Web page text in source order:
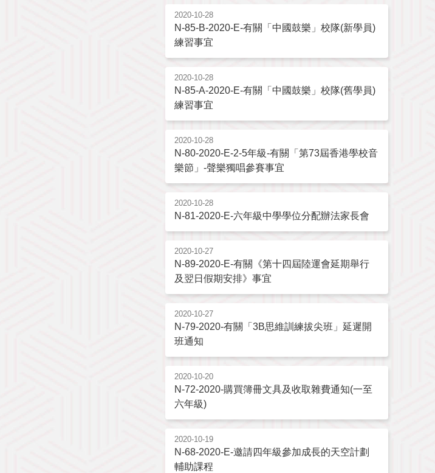
2020-10-28
N-85-B-2020-E-有關「中國鼓樂」校隊(新學員)
練習事宜
2020-10-28
N-85-A-2020-E-有關「中國鼓樂」校隊(舊學員)
練習事宜
2020-10-28
N-80-2020-E-2-5年級-有關「第73屆香港學校音
樂節」-聲樂獨唱參賽事宜
2020-10-28
N-81-2020-E-六年級中學學位分配辦法家長會
2020-10-27
N-89-2020-E-有關《第十四屆陸運會延期舉行
及翌日假期安排》事宜
2020-10-27
N-79-2020-有關「3B思維訓練拔尖班」延遲開
班通知
2020-10-20
N-72-2020-購買簿冊文具及收取雜費通知(一至
六年級)
2020-10-19
N-68-2020-E-邀請四年級參加成長的天空計劃
輔助課程